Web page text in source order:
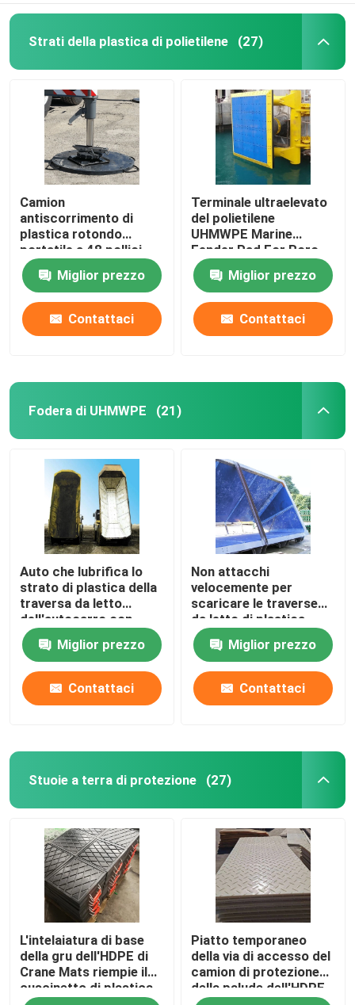
Strati della plastica di polietilene (27)
Camion
antiscorrimento di
plastica rotondo
portatile a 48 pollici
Crane Outrigger Pad
del polietilene
Miglior prezzo
Contattaci
Terminale ultraelevato
del polietilene
UHMWPE Marine
Fender Pad For Roro
del peso molecolare
Miglior prezzo
Contattaci
Fodera di UHMWPE (21)
Auto che lubrifica lo
strato di plastica della
traversa da letto
dell'autocarro con
cassone ribaltabile di
Clay Body Lining
UHMWPE
Miglior prezzo
Contattaci
Non attacchi
velocemente per
scaricare le traverse
da letto di plastica
composite
dell'autocarro con
cassone ribaltabile del
polietilene UHMWPE
Miglior prezzo
Contattaci
Stuoie a terra di protezione (27)
L'intelaiatura di base
della gru dell'HDPE di
Crane Mats riempie il
cuscinetto di plastica
Piatto temporaneo
della via di accesso del
camion di protezione
della palude dell'HDPE